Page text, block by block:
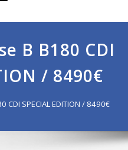
B B180 CDI
/ 8490€
CDI SPECIAL EDITION / 8490€